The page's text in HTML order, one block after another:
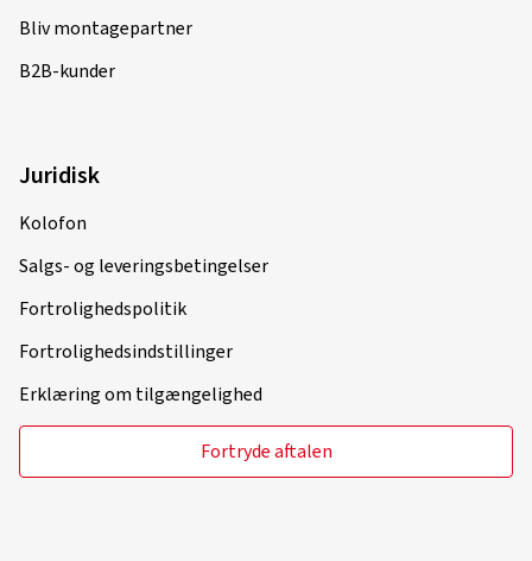
Bliv montagepartner
B2B-kunder
Juridisk
Kolofon
Salgs- og leveringsbetingelser
Fortrolighedspolitik
Fortrolighedsindstillinger
Erklæring om tilgængelighed
Fortryde aftalen